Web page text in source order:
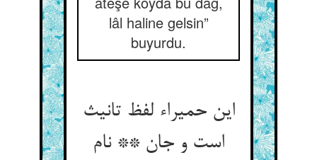
lâl haline gelsin”
buyurdu.
این حمیراء لفظ تانیث
است و جان ** نام